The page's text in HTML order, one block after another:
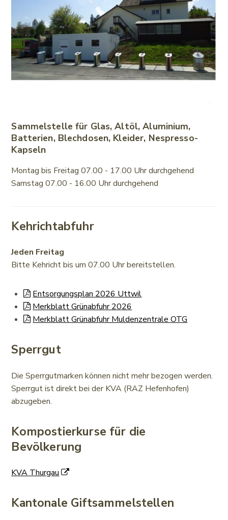
Sammelstelle für Glas, Altöl, Aluminium,
Batterien, Blechdosen, Kleider, Nespresso-
Kapseln
Montag bis Freitag 07.00 - 17.00 Uhr durchgehend
Samstag 07.00 - 16.00 Uhr durchgehend
Kehrichtabfuhr
Jeden Freitag
Bitte Kehricht bis um 07.00 Uhr bereitstellen.
Entsorgungsplan 2026 Uttwil
Merkblatt Grünabfuhr 2026
Merkblatt Grünabfuhr Muldenzentrale OTG
Sperrgut
Die Sperrgutmarken können nicht mehr bezogen werden.
Sperrgut ist direkt bei der KVA (RAZ Hefenhofen)
abzugeben.
Kompostierkurse für die
Bevölkerung
KVA Thurgau
Kantonale Giftsammelstellen